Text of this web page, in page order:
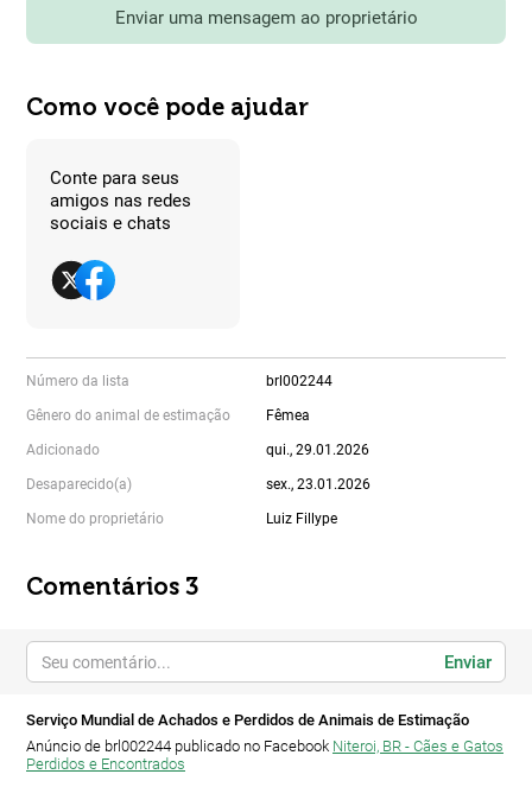
Enviar uma mensagem ao proprietário
Como você pode ajudar
Conte para seus
amigos nas redes
sociais e chats
Número da lista brl002244
Gênero do animal de estimação Fêmea
Adicionado qui., 29.01.2026
Desaparecido(a) sex., 23.01.2026
Nome do proprietário Luiz Fillype
Comentários 3
Enviar
Serviço Mundial de Achados e Perdidos de Animais de Estimação
Anúncio de brl002244 publicado no Facebook Niteroi, BR - Cães e Gatos
Perdidos e Encontrados